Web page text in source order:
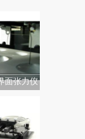
面张力仪